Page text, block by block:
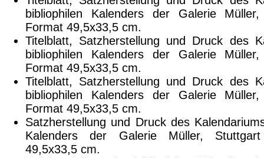
bibliophilen Kalenders der Galerie
Format 49,5x33,5 cm.
Titelblatt, Satzherstellung und Druck des
bibliophilen Kalenders der Galerie
Format 49,5x33,5 cm.
Titelblatt, Satzherstellung und Druck des
bibliophilen Kalenders der Galerie
Format 49,5x33,5 cm.
Satzherstellung und Druck des
Kalenders der Galerie Müller,
49,5x33,5 cm.